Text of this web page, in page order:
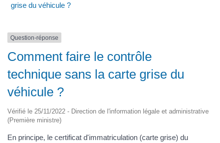
grise du véhicule ?
Question-réponse
Comment faire le contrôle
technique sans la carte grise du
véhicule ?
Vérifié le 25/11/2022 - Direction de l'information légale et administrative
(Première ministre)
En principe, le certificat d'immatriculation (carte grise) du